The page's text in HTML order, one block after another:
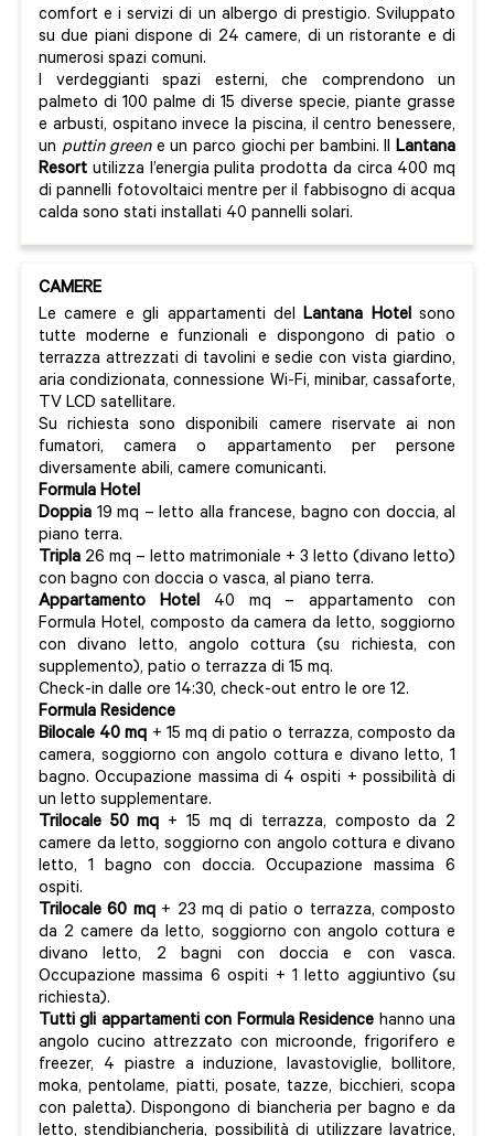
comfort e i servizi di un albergo di prestigio. Sviluppato
su due piani dispone di 24 camere, di un ristorante e di
numerosi spazi comuni.
I verdeggianti spazi esterni, che comprendono un
palmeto di 100 palme di 15 diverse specie, piante grasse
e arbusti, ospitano invece la piscina, il centro benessere,
un puttin greene un parco giochi per bambini. IlLantana
Resort utilizza l’energia pulita prodotta da circa 400 mq
di pannelli fotovoltaici mentre per il fabbisogno di acqua
calda sono stati installati 40 pannelli solari.
CAMERE
Le camere e gli appartamenti delLantana Hotelsono
tutte moderne e funzionali e dispongono di patio o
terrazza attrezzati di tavolini e sedie con vista giardino,
aria condizionata, connessione Wi-Fi, minibar, cassaforte,
TV LCD satellitare.
Su richiesta sono disponibili camere riservate ai non
fumatori, camera o appartamento per persone
diversamente abili, camere comunicanti.
Formula Hotel
Doppia 19 mq – letto alla francese, bagno con doccia, al
piano terra.
Tripla 26 mq – letto matrimoniale + 3 letto (divano letto)
con bagno con doccia o vasca, al piano terra.
Appartamento Hotel40 mq – appartamento con
Formula Hotel, composto da camera da letto, soggiorno
con divano letto, angolo cottura (su richiesta, con
supplemento), patio o terrazza di 15 mq.
Check-in dalle ore 14:30, check-out entro le ore 12.
Formula Residence
Bilocale 40 mq + 15 mq di patio o terrazza, composto da
camera, soggiorno con angolo cottura e divano letto, 1
bagno. Occupazione massima di 4 ospiti + possibilità di
un letto supplementare.
Trilocale 50 mq + 15 mq di terrazza, composto da 2
camere da letto, soggiorno con angolo cottura e divano
letto, 1 bagno con doccia. Occupazione massima 6
ospiti.
Trilocale 60 mq+ 23 mq di patio o terrazza, composto
da 2 camere da letto, soggiorno con angolo cottura e
divano letto, 2 bagni con doccia e con vasca.
Occupazione massima 6 ospiti + 1 letto aggiuntivo (su
richiesta).
Tutti gli appartamenti con Formula Residence hanno una
angolo cucino attrezzato con microonde, frigorifero e
freezer, 4 piastre a induzione, lavastoviglie, bollitore,
moka, pentolame, piatti, posate, tazze, bicchieri, scopa
con paletta). Dispongono di biancheria per bagno e da